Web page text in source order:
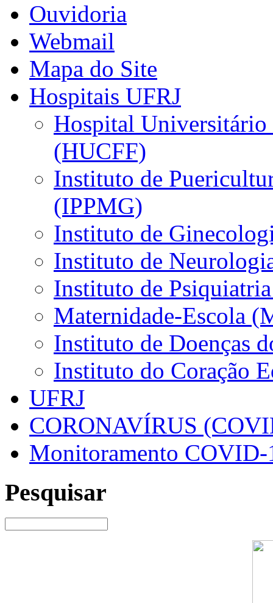
Ouvidoria
Webmail
Mapa do Site
Hospitais UFRJ
Hospital
(HUCFF)
Instituto de
(IPPMG)
Instituto de
Instituto de
Instituto de
Maternidade-Escola
Instituto de Doenças
Instituto do Coração
UFRJ
CORONAVÍRUS
Monitoramento COVID-
Pesquisar